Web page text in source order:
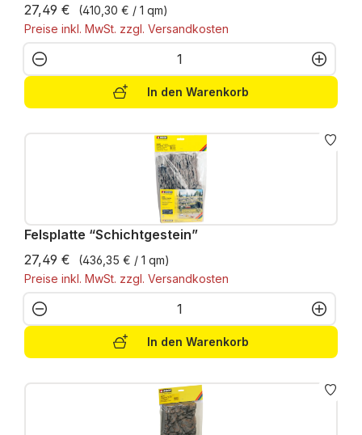
27,49 €
(410,30 € / 1 qm)
Preise inkl. MwSt. zzgl. Versandkosten
Produkt Anzahl: Gib den
In den Warenkorb
Felsplatte “Schichtgestein”
27,49 €
(436,35 € / 1 qm)
Preise inkl. MwSt. zzgl. Versandkosten
Produkt Anzahl: Gib den
In den Warenkorb